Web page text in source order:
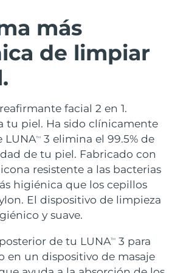
más
de limpiar
facial 2 en 1.
tu piel. Ha sido clínicamente
LUNATM
3 elimina el 99.5% de
de tu piel. Fabricado con
resistente a las bacterias
higiénica que los cepillos
El dispositivo de limpieza
y suave.
de tu LUNATM
3 para
en un dispositivo de masaje
aging massage
4 Plus
LED heating
4 Men
toning
2 go
toning on-the-go
2 eyes & lips
3 pack
facial hydration
3 LED
infrared and red light therapy
Cuidado bucal
4
silicone sonic toothbrush
hybrid silicone sonic toothbrush
ANTIEDAD FAQ™
Tratamientos LED
NEW
Entrega prevista 8/9/26
Entrega prevista
Entrega prevista 8/11/26
Entrega prevista8/8/26
Entrega prevista
Entrega prevista8/12/26